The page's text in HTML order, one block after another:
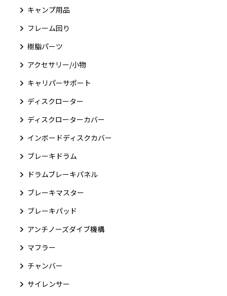
キャンプ用品
フレーム回り
樹脂パーツ
アクセサリー/小物
キャリパーサポート
ディスクローター
ディスクローターカバー
インボードディスクカバー
ブレーキドラム
ドラムブレーキパネル
ブレーキマスター
ブレーキパッド
アンチノーズダイブ機構
マフラー
チャンバー
サイレンサー